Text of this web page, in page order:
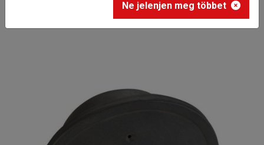
sajtolt gerinc kezdő- és lezáró elem 17 cm
Ne jelenjen meg többet